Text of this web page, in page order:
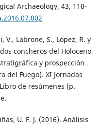
Archaeology, 43, 110-
V., Labrone, S., López, R. y
concheros del Holoceno
y prospección
del Fuego). XI Jornadas
de resúmenes (p.
U. F. J. (2016). Análisis